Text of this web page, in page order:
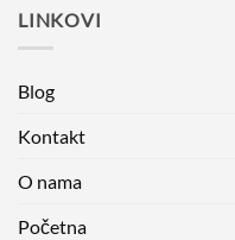
LINKOVI
Blog
Kontakt
O nama
Početna